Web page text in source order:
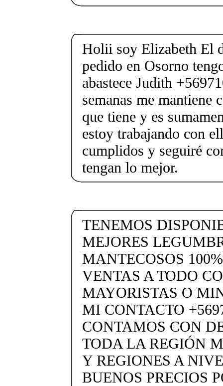
Holii soy Elizabeth El
pedido en Osorno
abastece Judith
semanas me mantiene
que tiene y es
estoy trabajando con
cumplidos y seguiré
tengan lo mejor.
TENEMOS
MEJORES
MANTECOSOS
VENTAS A TODO
MAYORISTAS O
MI CONTACTO
CONTAMOS CON
TODA LA REGIÓN
Y REGIONES A
BUENOS PRECIOS